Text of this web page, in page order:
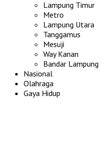
Lampung Timur
Metro
Lampung Utara
Tanggamus
Mesuji
Way Kanan
Bandar Lampung
Nasional
Olahraga
Gaya Hidup